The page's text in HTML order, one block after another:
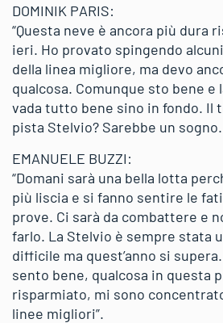
DOMINIK PARIS:
“Questa neve è ancora più dura
ieri. Ho provato spingendo
della linea migliore, ma devo
qualcosa. Comunque sto bene e
vada tutto bene sino in fondo. Il
pista Stelvio? Sarebbe un
EMANUELE BUZZI:
“Domani sarà una bella lotta
più liscia e si fanno sentire le
prove. Ci sarà da combattere e
farlo. La Stelvio è sempre stata
difficile ma quest’anno si
sento bene, qualcosa in questa
risparmiato, mi sono
linee migliori”.